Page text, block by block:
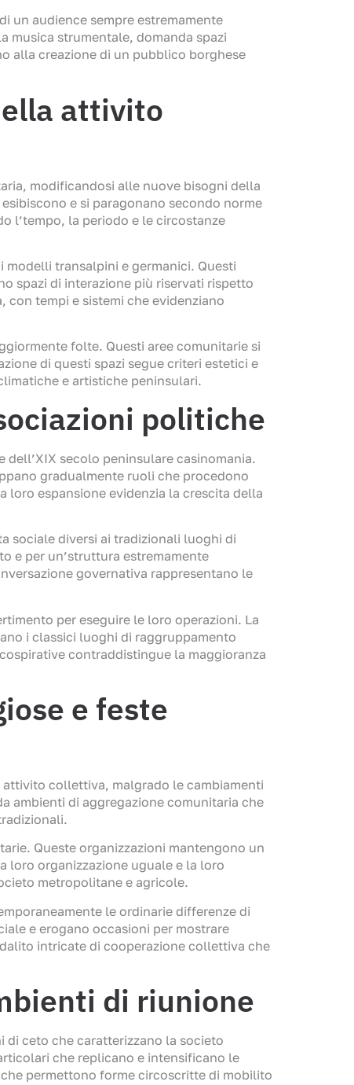
un audience sempre estremamente
musica strumentale, domanda spazi
alla creazione di un pubblico borghese
attivito
modificandosi alle nuove bisogni della
e si paragonano secondo norme
l’tempo, la periodo e le circostanze
transalpini e germanici. Questi
spazi di interazione più riservati rispetto
tempi e sistemi che evidenziano
folte. Questi aree comunitarie si
di questi spazi segue criteri estetici e
e artistiche peninsulari.
politiche
secolo peninsulare casinomania.
gradualmente ruoli che procedono
loro espansione evidenzia la crescita della
sociale diversi ai tradizionali luoghi di
e per un’struttura estremamente
governativa rappresentano le
per eseguire le loro operazioni. La
i classici luoghi di raggruppamento
contraddistingue la maggioranza
e feste
collettiva, malgrado le cambiamenti
ambienti di aggregazione comunitaria che
Queste organizzazioni mantengono un
loro organizzazione uguale e la loro
metropolitane e agricole.
le ordinarie differenze di
e erogano occasioni per mostrare
intricate di cooperazione collettiva che
di riunione
di ceto che caratterizzano la societo
che replicano e intensificano le
permettono forme circoscritte di mobilito